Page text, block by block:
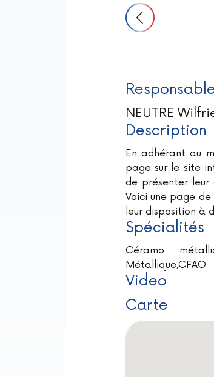
NEUTRE
Description
En adhérant au
page sur le site
de présenter leur
Voici une page
leur disposition à
Spécialités
Céramo
Métallique,CFAO
Video
Carte